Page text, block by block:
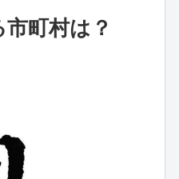
町村は？